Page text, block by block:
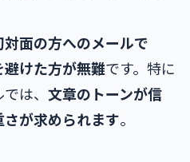
面の方へのメールで
けた方が無難です。特に
は、 文章のトーンが信
が求められます。